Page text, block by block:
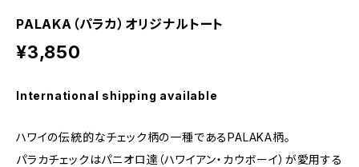
PALAKA（パラカ）オリジナルトート
¥3,850
International shipping available
ハワイの伝統的なチェック柄の一種であるPALAKA柄。
パラカチェックはパニオロ達（ハワイアン・カウボーイ）が愛用する